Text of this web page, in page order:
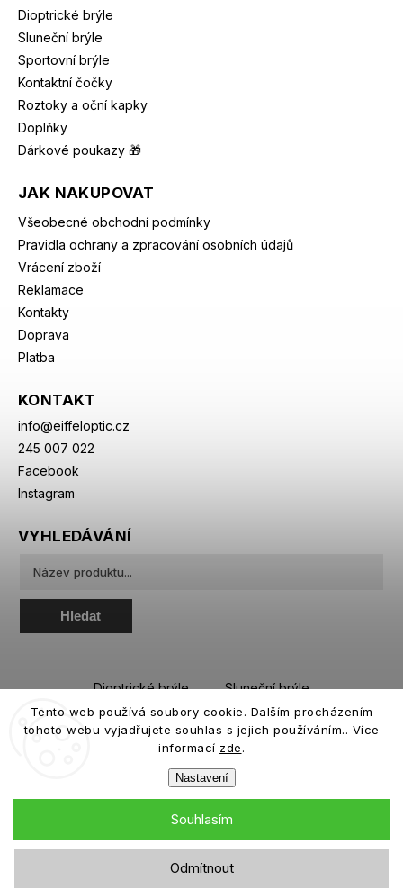
Tento web používá soubory cookie. Dalším procházením
tohoto webu vyjadřujete souhlas s jejich používáním.. Více
informací zde.
Nastavení
Odmítnout
Souhlasím
Dioptrické brýle
Sluneční brýle
Sportovní brýle
Kontaktní čočky
Roztoky a oční kapky
Doplňky
Dárkové poukazy 🎁
JAK NAKUPOVAT
Všeobecné obchodní podmínky
Pravidla ochrany a zpracování osobních údajů
Vrácení zboží
Reklamace
Kontakty
Doprava
Platba
KONTAKT
info@eiffeloptic.cz
245 007 022
Facebook
Instagram
VYHLEDÁVÁNÍ
Hledat
Dioptrické brýle
Sluneční brýle
Sportovní brýle
Kontaktní čočky
Roztoky a oční kapky
Copyright 2026eiffeloptic.cz. Všechna práva vyhrazena.